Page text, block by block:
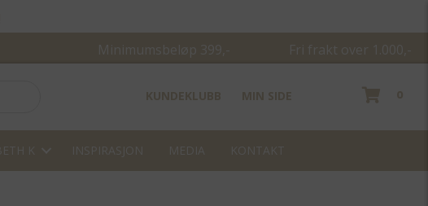
Minimumsbeløp 399,- Fri frakt over 1.000,-
KUNDEKLUBB MIN SIDE 0
K INSPIRASJON MEDIA KONTAKT